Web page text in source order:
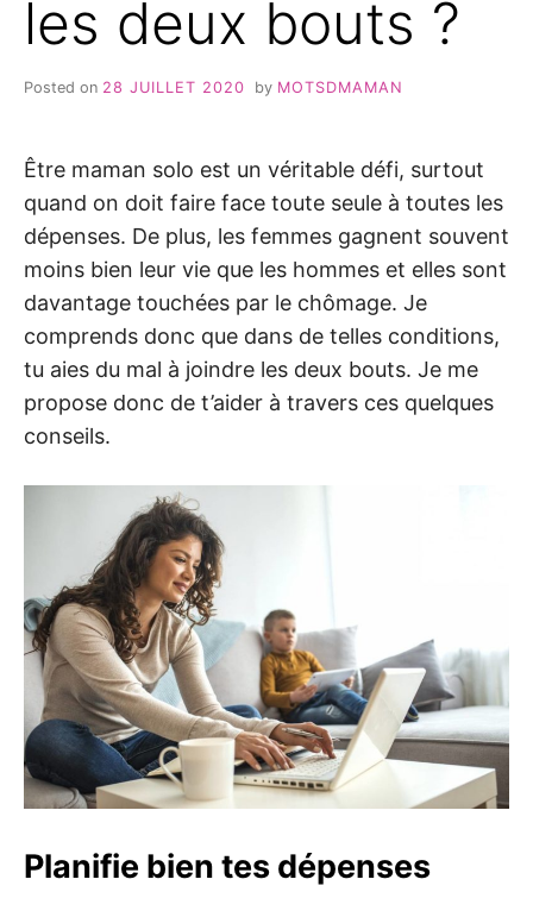
les deux bouts ?
Posted on 28 JUILLET 2020 by MOTSDMAMAN
Être maman solo est un véritable défi, surtout
quand on doit faire face toute seule à toutes les
dépenses. De plus, les femmes gagnent souvent
moins bien leur vie que les hommes et elles sont
davantage touchées par le chômage. Je
comprends donc que dans de telles conditions,
tu aies du mal à joindre les deux bouts. Je me
propose donc de t’aider à travers ces quelques
conseils.
Planifie bien tes dépenses